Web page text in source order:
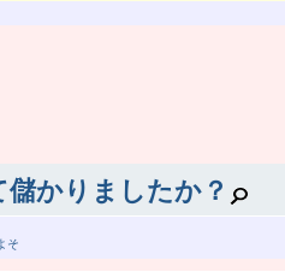
かりましたか？
そ